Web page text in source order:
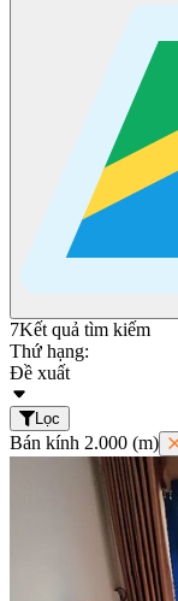
7Kết quả tìm kiếm
Thứ hạng:
Đề xuất
Lọc
Bán kính 2.000 (m)